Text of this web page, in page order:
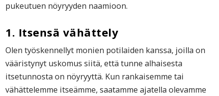
pukeutuen nöyryyden naamioon.
1. Itsensä vähättely
Olen työskennellyt monien potilaiden kanssa, joilla on
vääristynyt uskomus siitä, että tunne alhaisesta
itsetunnosta on nöyryyttä. Kun rankaisemme tai
vähättelemme itseämme, saatamme ajatella olevamme